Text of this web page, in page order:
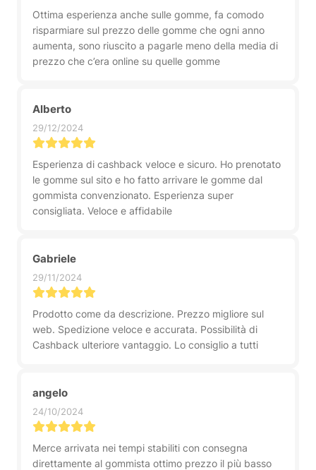
Ottima esperienza anche sulle gomme, fa comodo
risparmiare sul prezzo delle gomme che ogni anno
aumenta, sono riuscito a pagarle meno della media di
prezzo che c’era online su quelle gomme
Alberto
29/12/2024
Esperienza di cashback veloce e sicuro. Ho prenotato
le gomme sul sito e ho fatto arrivare le gomme dal
gommista convenzionato. Esperienza super
consigliata. Veloce e affidabile
Gabriele
29/11/2024
Prodotto come da descrizione. Prezzo migliore sul
web. Spedizione veloce e accurata. Possibilità di
Cashback ulteriore vantaggio. Lo consiglio a tutti
angelo
24/10/2024
Merce arrivata nei tempi stabiliti con consegna
direttamente al gommista ottimo prezzo il più basso